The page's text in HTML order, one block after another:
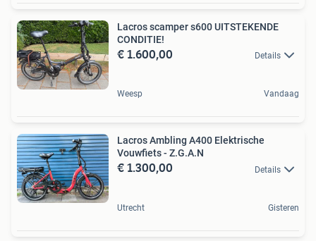
Lacros scamper s600 UITSTEKENDE
CONDITIE!
€ 1.600,00 Details
Weesp Vandaag
Lacros Ambling A400 Elektrische
Vouwfiets - Z.G.A.N
€ 1.300,00 Details
Utrecht Gisteren